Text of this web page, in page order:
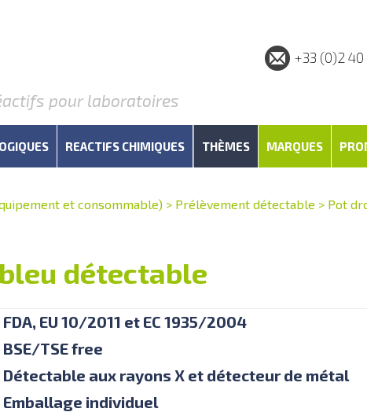
pour laboratoires
+33 (0)2
REACTIFS CHIMIQUES THÈMES MARQUES
et consommable) > Prélèvement détectable > Pot
détectable
FDA, EU 10/2011 et EC 1935/2004
BSE/TSE free
Détectable aux rayons X et détecteur de métal
Emballage individuel